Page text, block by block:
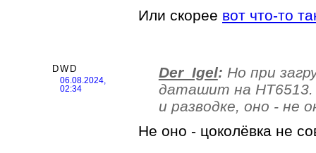
Или скорее вот что-то
DWD
06.08.2024,
02:34
Der_Igel: Но при
даташит на
и разводке, оно - не
Не оно - цоколёвка не